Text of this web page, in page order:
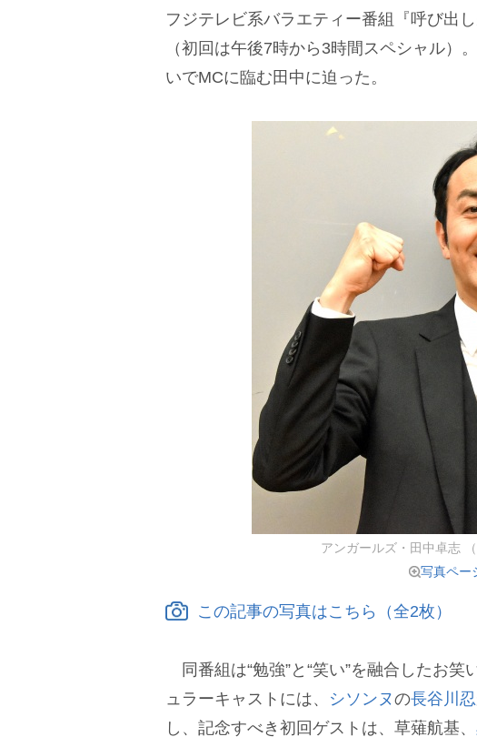
フジテレビ系バラエティー番組『呼び出
（初回は午後7時から3時間スペシャル）
いでMCに臨む田中に迫った。
アンガールズ・田中卓志
写真ペー
この記事の写真はこちら（全2枚）
同番組は“勉強”と“笑い”を融合したお笑
ュラーキャストには、 シソンヌの長谷川忍
し、記念すべき初回ゲストは、草薙航基、